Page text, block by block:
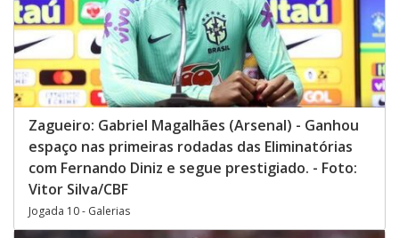
Zagueiro: Gabriel Magalhães (Arsenal) - Ganhou
espaço nas primeiras rodadas das Eliminatórias
com Fernando Diniz e segue prestigiado. - Foto:
Vitor Silva/CBF
Jogada 10 - Galerias